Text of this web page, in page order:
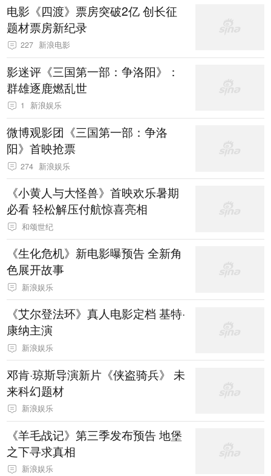
电影《四渡》票房突破2亿 创长征
题材票房新纪录
227 新浪电影
影迷评《三国第一部：争洛阳》：
群雄逐鹿燃乱世
1 新浪娱乐
微博观影团《三国第一部：争洛
阳》首映抢票
274 新浪娱乐
《小黄人与大怪兽》首映欢乐暑期
必看 轻松解压付航惊喜亮相
和颂世纪
《生化危机》新电影曝预告 全新角
色展开故事
新浪娱乐
《艾尔登法环》真人电影定档 基特·
康纳主演
新浪娱乐
邓肯·琼斯导演新片《侠盗骑兵》 未
来科幻题材
新浪娱乐
《羊毛战记》第三季发布预告 地堡
之下寻求真相
新浪娱乐